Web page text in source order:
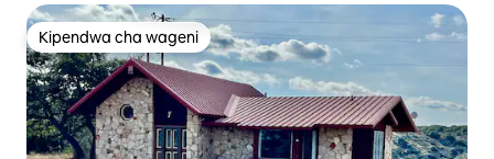
Kipendwa cha wageni
Kipendwa cha wageni